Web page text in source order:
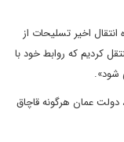
انتقال اخیر تسلیحات از
کردیم که روابط خود با
شود».
دولت عمان هرگونه قاچاق